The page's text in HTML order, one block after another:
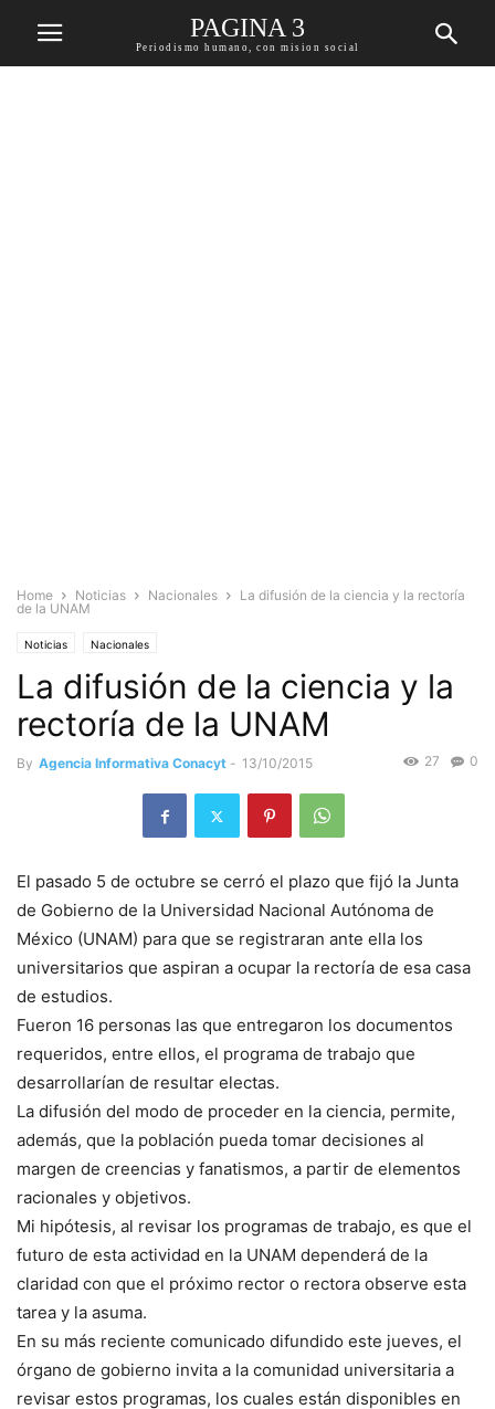
PAGINA 3
Periodismo humano, con mision social
Home Noticias Nacionales
La difusión de la ciencia y la rectoría
de la UNAM
Noticias Nacionales
La difusión de la ciencia y la
rectoría de la UNAM
By Agencia Informativa Conacyt - 13/10/2015 0
27
El pasado 5 de octubre se cerró el plazo que fijó la Junta
de Gobierno de la Universidad Nacional Autónoma de
México (UNAM) para que se registraran ante ella los
universitarios que aspiran a ocupar la rectoría de esa casa
de estudios.
Fueron 16 personas las que entregaron los documentos
requeridos, entre ellos, el programa de trabajo que
desarrollarían de resultar electas.
La difusión del modo de proceder en la ciencia, permite,
además, que la población pueda tomar decisiones al
margen de creencias y fanatismos, a partir de elementos
racionales y objetivos.
Mi hipótesis, al revisar los programas de trabajo, es que el
futuro de esta actividad en la UNAM dependerá de la
claridad con que el próximo rector o rectora observe esta
tarea y la asuma.
En su más reciente comunicado difundido este jueves, el
órgano de gobierno invita a la comunidad universitaria a
revisar estos programas, los cuales están disponibles en